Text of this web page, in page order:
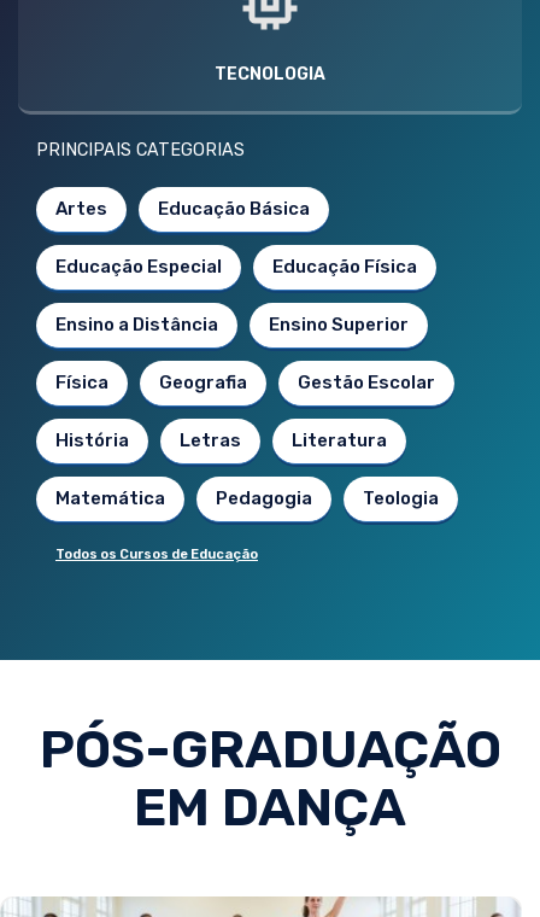
TECNOLOGIA
PRINCIPAIS CATEGORIAS
Artes Educação Básica
Educação Especial Educação Física
Ensino a Distância Ensino Superior
Física Geografia Gestão Escolar
História Letras Literatura
Matemática Pedagogia Teologia
Todos os Cursos de Educação
PÓS-GRADUAÇÃO
EM DANÇA